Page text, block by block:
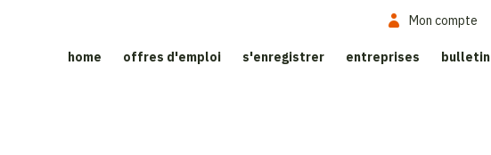
Mon compte
home offres d'emploi s'enregistrer entreprises bulletin